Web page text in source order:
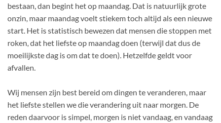
bestaan, dan begint het op maandag. Dat is natuurlijk grote
onzin, maar maandag voelt stiekem toch altijd als een nieuwe
start. Het is statistisch bewezen dat mensen die stoppen met
roken, dat het liefste op maandag doen (terwijl dat dus de
moeilijkste dag is om dat te doen). Hetzelfde geldt voor
afvallen.
Wij mensen zijn best bereid om dingen te veranderen, maar
het liefste stellen we die verandering uit naar morgen. De
reden daarvoor is simpel, morgen is niet vandaag, en vandaag